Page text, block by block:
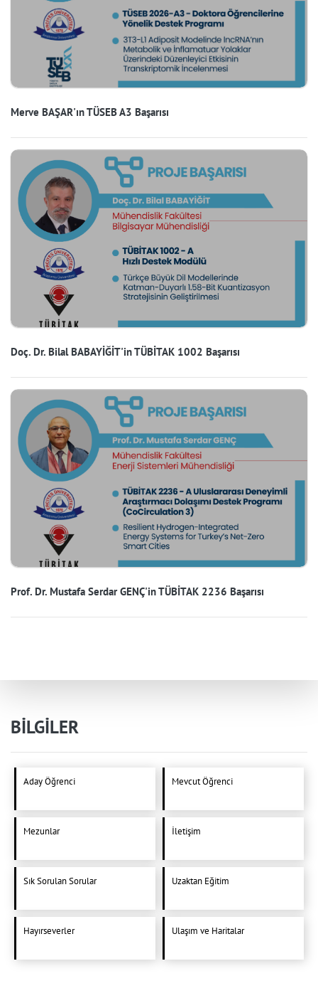
Merve BAŞAR'ın TÜSEB A3 Başarısı
Doç. Dr. Bilal BABAYİĞİT'in TÜBİTAK 1002 Başarısı
Prof. Dr. Mustafa Serdar GENÇ'in TÜBİTAK 2236 Başarısı
BİLGİLER
Aday Öğrenci Mevcut Öğrenci
Mezunlar İletişim
Sık Sorulan Sorular Uzaktan Eğitim
Hayırseverler Ulaşım ve Haritalar